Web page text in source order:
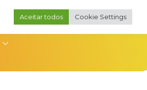
Portal do Coordenador
Aceitar todos Cookie Settings